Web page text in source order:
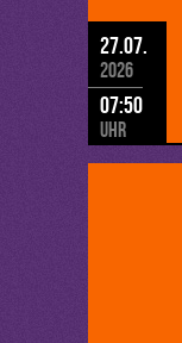
27.07.
2026
07:50
Uhr